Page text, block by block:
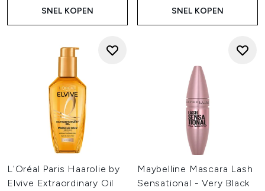
SNEL KOPEN SNEL KOPEN
L'Oréal Paris Haarolie by
Elvive Extraordinary Oil
Maybelline Mascara Lash
Sensational - Very Black